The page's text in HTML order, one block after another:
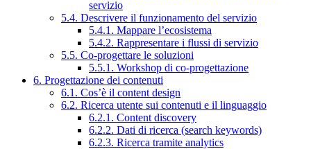
servizio
5.4. Descrivere il funzionamento del servizio
5.4.1. Mappare l’ecosistema
5.4.2. Rappresentare i flussi di servizio
5.5. Co-progettare le soluzioni
5.5.1. Workshop di co-progettazione
6. Progettazione dei contenuti
6.1. Cos’è il content design
6.2. Ricerca utente sui contenuti e il linguaggio
6.2.1. Content discovery
6.2.2. Dati di ricerca (search keywords)
6.2.3. Ricerca tramite analytics